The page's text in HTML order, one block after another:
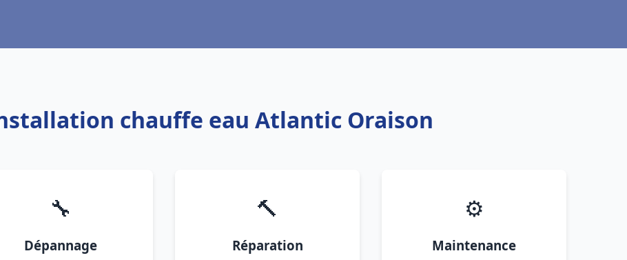
chauffe eau Atlantic Oraison
🔧
Dépannage
🔨
Réparation
⚙️
Maintenance